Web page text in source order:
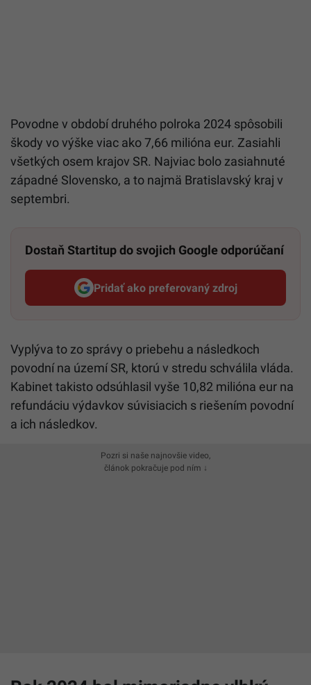
Povodne v období druhého polroka 2024 spôsobili
škody vo výške viac ako 7,66 milióna eur. Zasiahli
všetkých osem krajov SR. Najviac bolo zasiahnuté
západné Slovensko, a to najmä Bratislavský kraj v
septembri.
Dostaň Startitup do svojich Google odporúčaní
Pridať ako preferovaný zdroj
Startitup, odkaz sa otvorí v
Vyplýva to zo správy o priebehu a následkoch
povodní na území SR, ktorú v stredu schválila vláda.
Kabinet takisto odsúhlasil vyše 10,82 milióna eur na
refundáciu výdavkov súvisiacich s riešením povodní
a ich následkov.
Pozri si naše najnovšie video,
článok pokračuje pod ním ↓